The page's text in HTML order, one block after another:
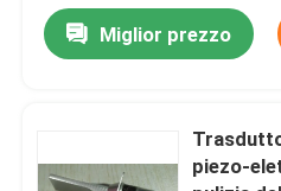
Giro della fabbrica
Contattici
Miglior prezzo
piezo-